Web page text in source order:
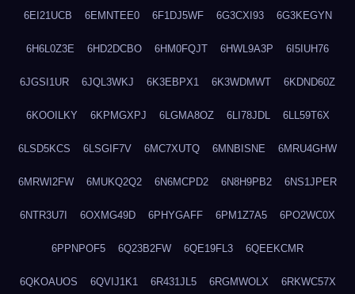
6EI21UCB 6EMNTEE0 6F1DJ5WF 6G3CXI93 6G3KEGYN
6H6L0Z3E 6HD2DCBO 6HM0FQJT 6HWL9A3P 6I5IUH76
6JGSI1UR 6JQL3WKJ 6K3EBPX1 6K3WDMWT 6KDND60Z
6KOOILKY 6KPMGXPJ 6LGMA8OZ 6LI78JDL 6LL59T6X
6LSD5KCS 6LSGIF7V 6MC7XUTQ 6MNBISNE 6MRU4GHW
6MRWI2FW 6MUKQ2Q2 6N6MCPD2 6N8H9PB2 6NS1JPER
6NTR3U7I 6OXMG49D 6PHYGAFF 6PM1Z7A5 6PO2WC0X
6PPNPOF5 6Q23B2FW 6QE19FL3 6QEEKCMR
6QKOAUOS 6QVIJ1K1 6R431JL5 6RGMWOLX 6RKWC57X